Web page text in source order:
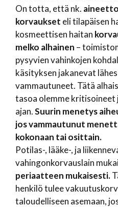
On totta, että nk.
korvaukset eli tilapäisen
kosmeettisen haitan
melko alhainen –
pysyvien vahinkojen
käsityksen jakanevat
vammautuneet. Tätä
tasoa olemme kritisoineet
ajan.Suurin menetys
jos vammautunut
kokonaan tai osittain.
Potilas-, lääke-, ja
vahingonkorvauslain
periaatteen mukaisesti.
henkilö tulee
taloudelliseen asemaan,